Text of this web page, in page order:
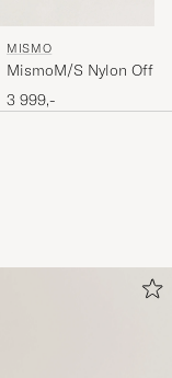
MISMO
MismoM/S Nylon
Brown
3 999,-